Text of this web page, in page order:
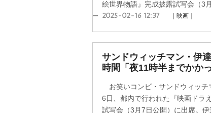
絵世界物語』完成披露試写会（3
2025-02-16 12:37 ｜映画｜
サンドウィッチマン・伊
時間「夜11時半までかか
お笑いコンビ・サンドウィッチ
6日、都内で行われた『映画ドラ
試写会（3月7日公開）に出席。